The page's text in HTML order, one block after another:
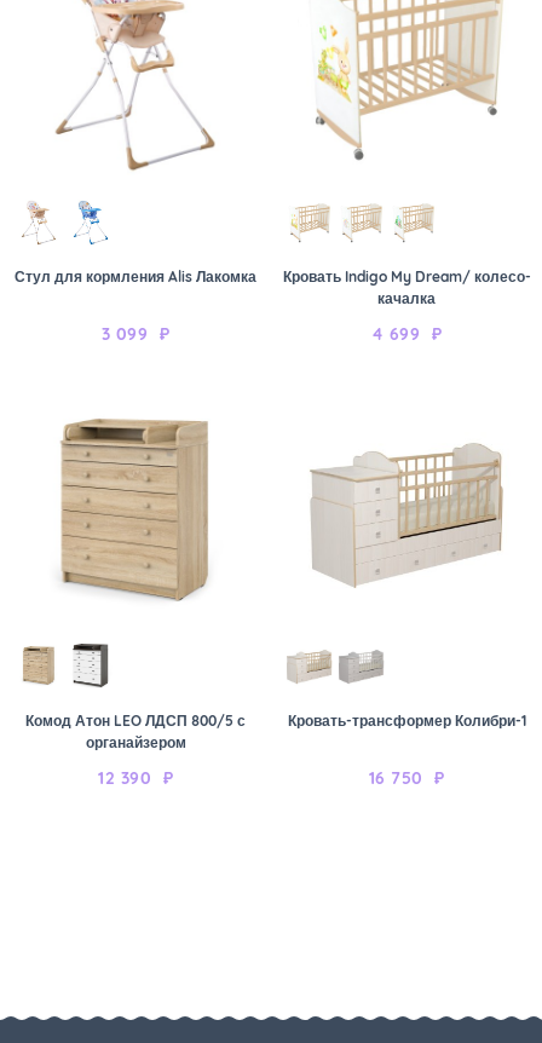
Стул для кормления Alis Лакомка
3 099 ₽
Кровать Indigo My Dream/ колесо-
качалка
4 699 ₽
Комод Атон LEO ЛДСП 800/5 с
органайзером
12 390 ₽
Кровать-трансформер Колибри-1
16 750 ₽